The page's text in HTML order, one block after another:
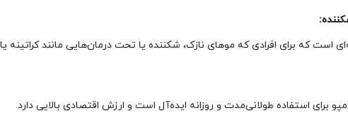
است که برای افرادی که موهای نازک، شکننده یا تحت درمان‌هایی مانند